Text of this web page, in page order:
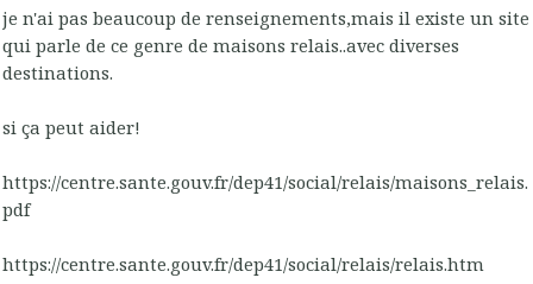
je n'ai pas beaucoup de renseignements,mais il existe un site
qui parle de ce genre de maisons relais..avec diverses
destinations.
si ça peut aider!
https://centre.sante.gouv.fr/dep41/social/relais/maisons_relais.
pdf
https://centre.sante.gouv.fr/dep41/social/relais/relais.htm